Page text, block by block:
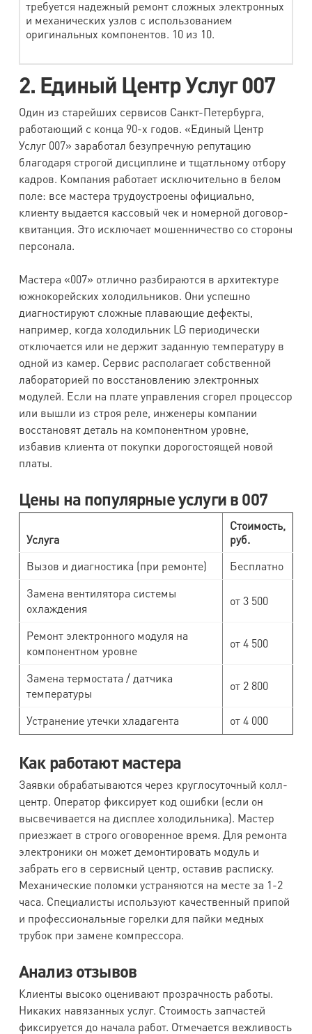
требуется надежный ремонт сложных электронных
и механических узлов с использованием
оригинальных компонентов. 10 из 10.
2. Единый Центр Услуг 007
Один из старейших сервисов Санкт-Петербурга,
работающий с конца 90-х годов. «Единый Центр
Услуг 007» заработал безупречную репутацию
благодаря строгой дисциплине и тщатльному отбору
кадров. Компания работает исключительно в белом
поле: все мастера трудоустроены официально,
клиенту выдается кассовый чек и номерной договор-
квитанция. Это исключает мошенничество со стороны
персонала.
Мастера «007» отлично разбираются в архитектуре
южнокорейских холодильников. Они успешно
диагностируют сложные плавающие дефекты,
например, когда холодильник LG периодически
отключается или не держит заданную температуру в
одной из камер. Сервис располагает собственной
лабораторией по восстановлению электронных
модулей. Если на плате управления сгорел процессор
или вышли из строя реле, инженеры компании
восстановят деталь на компонентном уровне,
избавив клиента от покупки дорогостоящей новой
платы.
Цены на популярные услуги в 007
Услуга
Стоимость,
руб.
Вызов и диагностика (при ремонте)
Бесплатно
Замена вентилятора системы
охлаждения
от 3 500
Ремонт электронного модуля на
компонентном уровне
от 4 500
Замена термостата / датчика
температуры
от 2 800
Устранение утечки хладагента от 4 000
Как работают мастера
Заявки обрабатываются через круглосуточный колл-
центр. Оператор фиксирует код ошибки (если он
высвечивается на дисплее холодильника). Мастер
приезжает в строго оговоренное время. Для ремонта
электроники он может демонтировать модуль и
забрать его в сервисный центр, оставив расписку.
Механические поломки устраняются на месте за 1-2
часа. Специалисты используют качественный припой
и профессиональные горелки для пайки медных
трубок при замене компрессора.
Анализ отзывов
Клиенты высоко оценивают прозрачность работы.
Никаких навязанных услуг. Стоимость запчастей
фиксируется до начала работ. Отмечается вежливость